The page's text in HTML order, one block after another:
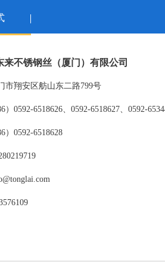
来不锈钢丝（厦门）有限公司
市翔安区舫山东二路799号
6518626、0592-6518627、0592-
0592-6518628